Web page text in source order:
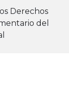
Derechos
del